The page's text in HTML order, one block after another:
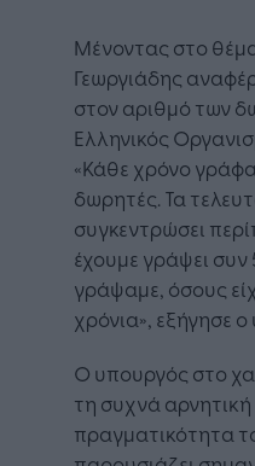
Μένοντας στο
Γεωργιάδης
στον αριθμό των
Ελληνικός
«Κάθε χρόνο
δωρητές. Τα
συγκεντρώσει
έχουμε γράψει
γράψαμε, όσους
χρόνια», εξήγησε
Ο υπουργός στο
τη συχνά
πραγματικότητα